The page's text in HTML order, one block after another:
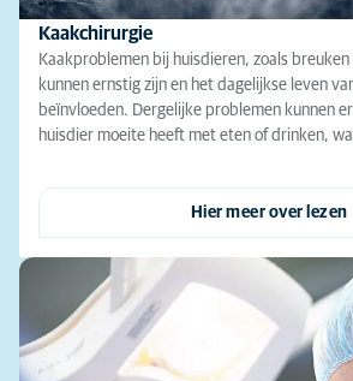
Kaakchirurgie
Kaakproblemen bij huisdieren, zoals
kunnen ernstig zijn en het dagelijkse leven
beïnvloeden. Dergelijke problemen kunnen
huisdier moeite heeft met eten of drinken,
Hier meer over lezen